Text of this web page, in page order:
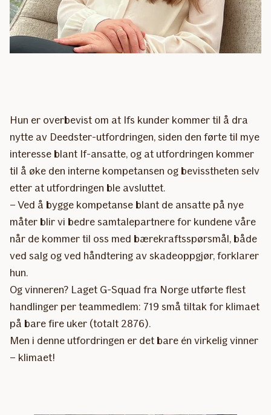
Hun er overbevist om at Ifs kunder kommer til å dra
nytte av Deedster-utfordringen, siden den førte til mye
interesse blant If-ansatte, og at utfordringen kommer
til å øke den interne kompetansen og bevisstheten selv
etter at utfordringen ble avsluttet.
– Ved å bygge kompetanse blant de ansatte på nye
måter blir vi bedre samtalepartnere for kundene våre
når de kommer til oss med bærekraftsspørsmål, både
ved salg og ved håndtering av skadeoppgjør, forklarer
hun.
Og vinneren? Laget G-Squad fra Norge utførte flest
handlinger per teammedlem: 719 små tiltak for klimaet
på bare fire uker (totalt 2876).
Men i denne utfordringen er det bare én virkelig vinner
– klimaet!